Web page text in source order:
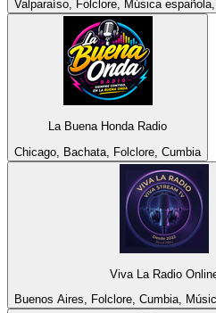
Valparaíso, Folclore, Música
La Buena Honda Radio
Chicago, Bachata, Folclore, Cumbia
Viva La Radio
Buenos Aires, Folclore, Cumbia,